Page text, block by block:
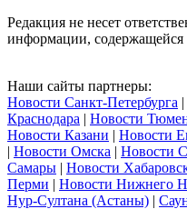
Редакция не несет
информации, содержащейся
Наши сайты партнеры:
Новости Санкт-Петербурга |
Краснодара | Новости
Новости Казани | Новости
| Новости Омска | Новости
Самары | Новости
Перми | Новости Нижнего
Нур-Султана (Астаны) |